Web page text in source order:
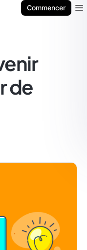
Commencer
de